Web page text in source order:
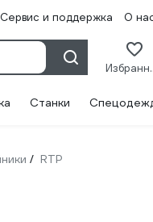
Сервис и поддержка О
Станки
/ RTP